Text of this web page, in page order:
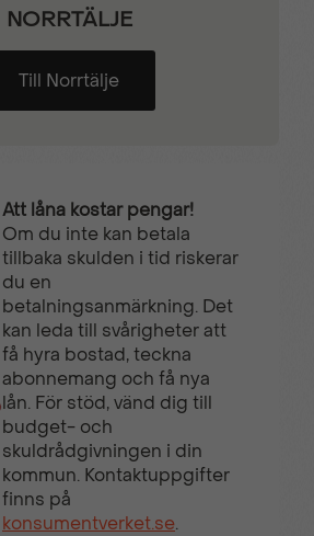
Trötthetsvarnare
Utökad Lastkapacitet
Visiopark 180°
Backkamera
NORRTÄLJE
Till Norrtälje
Att låna kostar pengar!
Om du inte kan betala
tillbaka skulden i tid riskerar
du en
betalningsanmärkning. Det
kan leda till svårigheter att
få hyra bostad, teckna
abonnemang och få nya
lån. För stöd, vänd dig till
budget- och
skuldrådgivningen i din
kommun. Kontaktuppgifter
finns på
konsumentverket.se.